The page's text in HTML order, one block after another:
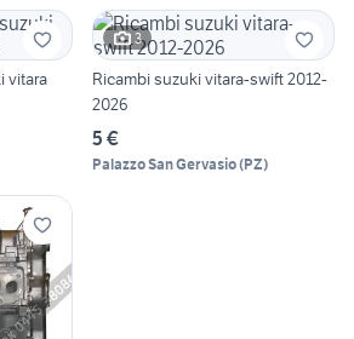
vitara
3
Ricambi suzuki vitara-swift 2012-
2026
5 €
Palazzo San Gervasio(PZ)